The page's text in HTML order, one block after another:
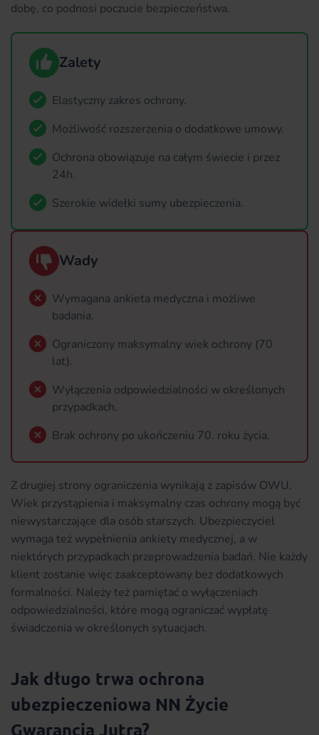
dobę, co podnosi poczucie bezpieczeństwa.
Zalety
Elastyczny zakres ochrony.
Możliwość rozszerzenia o dodatkowe umowy.
Ochrona obowiązuje na całym świecie i przez
24h.
Szerokie widełki sumy ubezpieczenia.
Wady
Wymagana ankieta medyczna i możliwe
badania.
Ograniczony maksymalny wiek ochrony (70
lat).
Wyłączenia odpowiedzialności w określonych
przypadkach.
Brak ochrony po ukończeniu 70. roku życia.
Z drugiej strony ograniczenia wynikają z zapisów OWU.
Wiek przystąpienia i maksymalny czas ochrony mogą być
niewystarczające dla osób starszych. Ubezpieczyciel
wymaga też wypełnienia ankiety medycznej, a w
niektórych przypadkach przeprowadzenia badań. Nie każdy
klient zostanie więc zaakceptowany bez dodatkowych
formalności. Należy też pamiętać o wyłączeniach
odpowiedzialności, które mogą ograniczać wypłatę
świadczenia w określonych sytuacjach.
Jak długo trwa ochrona
ubezpieczeniowa NN Życie
Gwarancja Jutra?